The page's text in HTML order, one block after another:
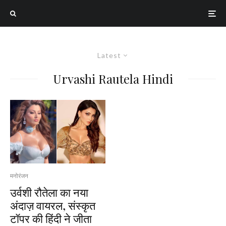
Latest
Urvashi Rautela Hindi
मनोरंजन
उर्वशी रौतेला का नया
अंदाज़ वायरल, संस्कृत
टॉपर की हिंदी ने जीता